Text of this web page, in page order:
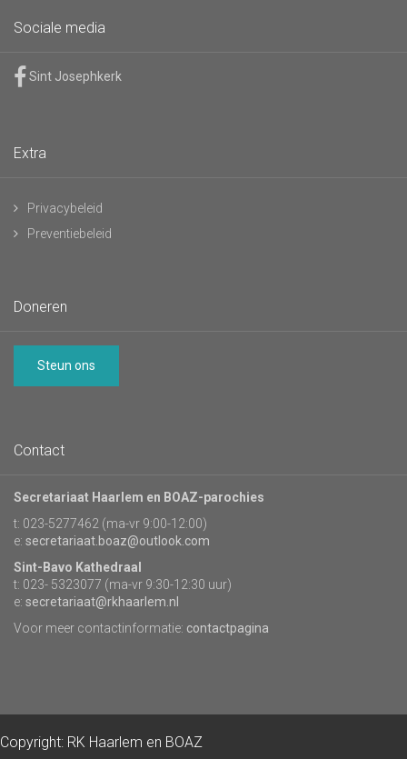
Sociale media
Sint Josephkerk
Extra
Privacybeleid
Preventiebeleid
Doneren
Steun ons
Contact
Secretariaat Haarlem en BOAZ-parochies
t: 023-5277462 (ma-vr 9:00-12:00)
e: secretariaat.boaz@outlook.com
Sint-Bavo Kathedraal
t: 023- 5323077 (ma-vr 9:30-12:30 uur)
e: secretariaat@rkhaarlem.nl
Voor meer contactinformatie: contactpagina
Copyright: RK Haarlem en BOAZ